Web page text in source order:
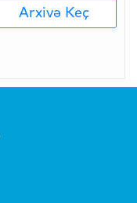
Arxivə Keç